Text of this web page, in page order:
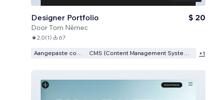
Designer Portfolio
DoorTom Němec
$ 20
2,0(1) 67
Aangepaste code CMS (Content Management Systeem) +1